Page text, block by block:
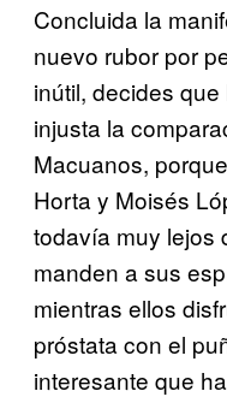
Concluida la
nuevo rubor por
inútil, decides
injusta la
Macuanos,
Horta y Moisés
todavía muy lejos
manden a sus
mientras ellos
próstata con el
interesante que